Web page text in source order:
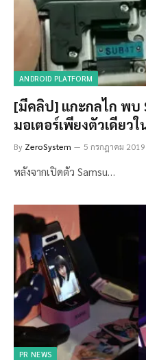
ANDROID PLATFORM
[มีคลิป] แกะกลไก พบ
มอเตอร์เพียงตัวเดียว
By ZeroSystem 5 กรกฎาคม 2019
หลังจากเปิดตัว Samsu…
PR NEWS